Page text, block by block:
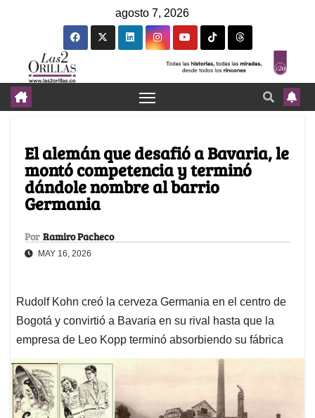
agosto 7, 2026
El alemán que desafió a Bavaria, le
montó competencia y terminó
dándole nombre al barrio
Germania
Por Ramiro Pacheco
MAY 16, 2026
Rudolf Kohn creó la cerveza Germania en el centro de
Bogotá y convirtió a Bavaria en su rival hasta que la
empresa de Leo Kopp terminó absorbiendo su fábrica